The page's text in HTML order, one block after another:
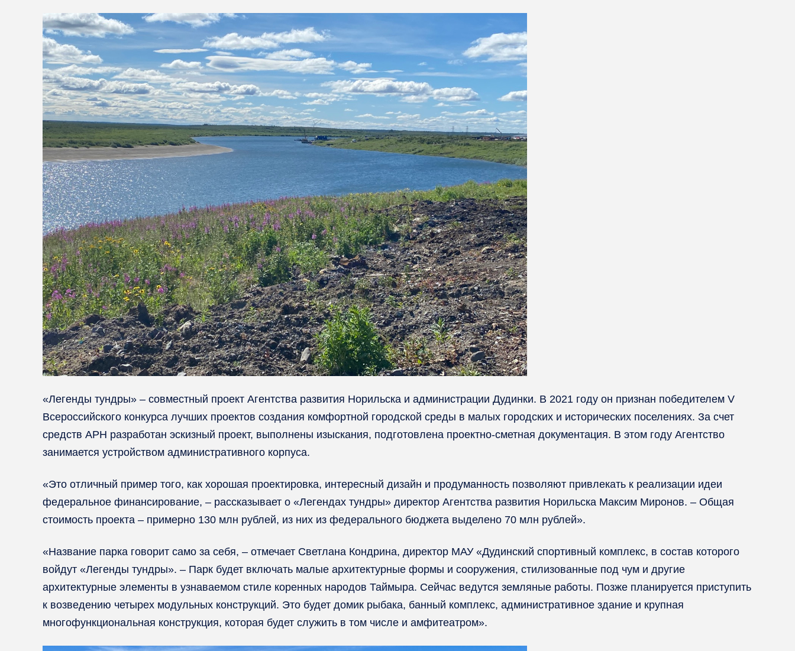
«Легенды тундры» – совместный проект Агентства развития Норильска и администрации Дудинки. В 2021 году он признан победителем V
Всероссийского конкурса лучших проектов создания комфортной городской среды в малых городских и исторических поселениях. За счет
средств АРН разработан эскизный проект, выполнены изыскания, подготовлена проектно-сметная документация. В этом году Агентство
занимается устройством административного корпуса.
«Это отличный пример того, как хорошая проектировка, интересный дизайн и продуманность позволяют привлекать к реализации идеи
федеральное финансирование, – рассказывает о «Легендах тундры» директор Агентства развития Норильска Максим Миронов. – Общая
стоимость проекта – примерно 130 млн рублей, из них из федерального бюджета выделено 70 млн рублей».
«Название парка говорит само за себя, – отмечает Светлана Кондрина, директор МАУ «Дудинский спортивный комплекс, в состав которого
войдут «Легенды тундры». – Парк будет включать малые архитектурные формы и сооружения, стилизованные под чум и другие
архитектурные элементы в узнаваемом стиле коренных народов Таймыра. Сейчас ведутся земляные работы. Позже планируется приступить
к возведению четырех модульных конструкций. Это будет домик рыбака, банный комплекс, административное здание и крупная
многофункциональная конструкция, которая будет служить в том числе и амфитеатром».